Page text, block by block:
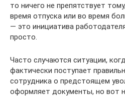
то ничего не препятствует
время отпуска или во время
— это инициатива
просто.
Часто случаются ситуации,
фактически поступает
сотрудника о предстоящем
оформляет документы, но вот